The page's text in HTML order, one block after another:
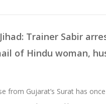
Trainer Sabir
of Hindu woman,
from Gujarat’s Surat has